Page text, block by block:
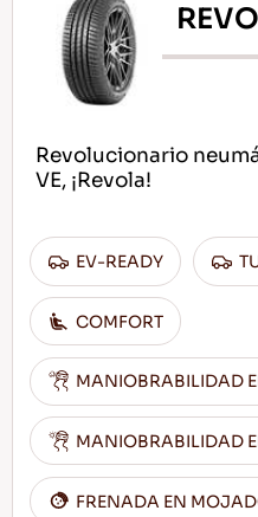
Revolucionario
VE, ¡Revola!
EV-READY
COMFORT
MANIOBRABILIDAD
MANIOBRABILIDAD
FRENADA EN